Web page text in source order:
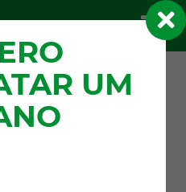
ESTUDANTE
UM